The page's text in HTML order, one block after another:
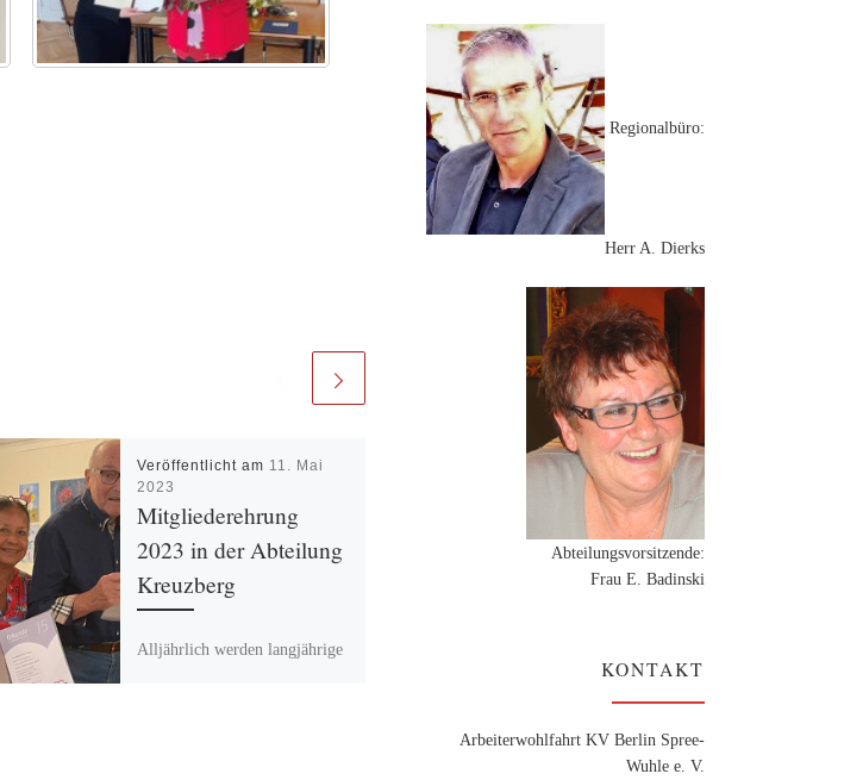
Veröffentlicht am 11. Mai
2023
Mitgliederehrung
2023 in der Abteilung
Kreuzberg
Alljährlich werden langjährige
Veröffentlicht am
Dezember 2024
Adventsfahrt ins
Havelland
Adventsfahrt mit 44
Gänsebratenessen, diesmal ins
[…]
Regionalbüro:
Herr A. Dierks
Abteilungsvorsitzende:
Frau E. Badinski
KONTAKT
Arbeiterwohlfahrt KV Berlin Spree-
Wuhle e. V.